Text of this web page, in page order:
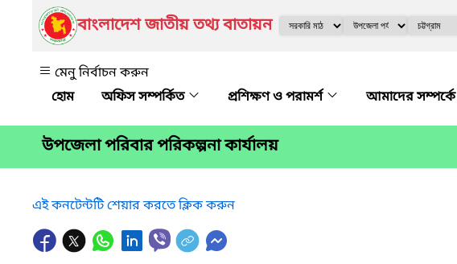
বাংলাদেশ জাতীয় তথ্য বাতায়ন
মেনু নির্বাচন করুন
অফিস সম্পর্কিত
প্রশিক্ষণ ও পরামর্শ আমাদের সম্পর্কে
উপজেলা পরিবার পরিকল্পনা কার্যালয়
এই কনটেন্টটি শেয়ার করতে ক্লিক করুন